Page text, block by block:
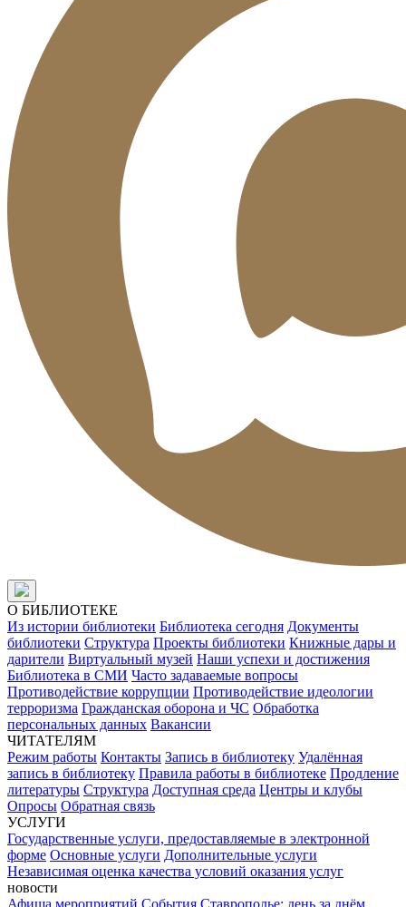
О БИБЛИОТЕКЕ
Из истории библиотеки Библиотека сегодня Документы
библиотеки Структура Проекты библиотеки Книжные дары и
дарители Виртуальный музей Наши успехи и достижения
Библиотека в СМИ Часто задаваемые вопросы
Противодействие коррупции Противодействие идеологии
терроризма Гражданская оборона и ЧС Обработка
персональных данных Вакансии
ЧИТАТЕЛЯМ
Режим работы Контакты Запись в библиотеку Удалённая
запись в библиотеку Правила работы в библиотеке Продление
литературы Структура Доступная среда Центры и клубы
Опросы Обратная связь
УСЛУГИ
Государственные услуги, предоставляемые в электронной
форме Основные услуги Дополнительные услуги
Независимая оценка качества условий оказания услуг
новости
Афиша мероприятий События Ставрополье: день за днём